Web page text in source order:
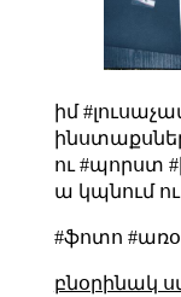
իմ
ու #պորստ
ա կպնում
#ֆոտո
բնօրինակ